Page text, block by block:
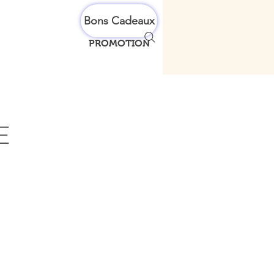
Bons Cadeaux
PROMOTION